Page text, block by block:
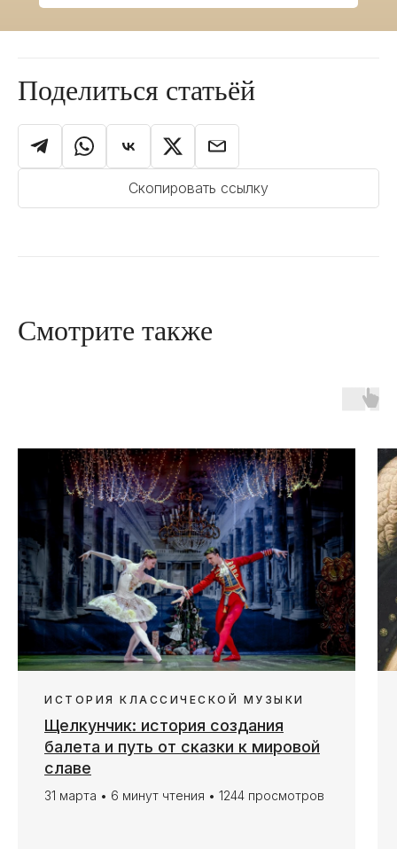
Поделиться статьёй
Скопировать ссылку
Смотрите также
ИСТОРИЯ КЛАССИЧЕСКОЙ МУЗЫКИ
Щелкунчик: история создания
балета и путь от сказки к мировой
славе
31 марта • 6 минут чтения • 1244 просмотров